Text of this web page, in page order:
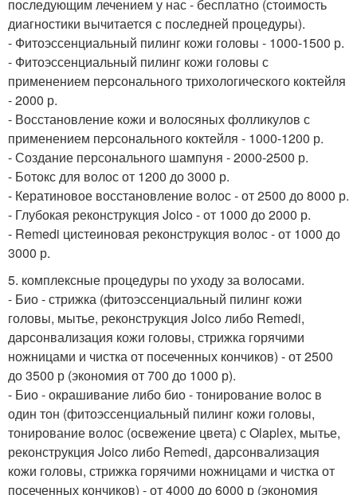
последующим лечением у нас - бесплатно (стоимость
диагностики вычитается с последней процедуры).
- Фитоэссенциальный пилинг кожи головы - 1000-1500 р.
- Фитоэссенциальный пилинг кожи головы с
применением персонального трихологического коктейля
- 2000 р.
- Восстановление кожи и волосяных фолликулов с
применением персонального коктейля - 1000-1200 р.
- Создание персонального шампуня - 2000-2500 р.
- Ботокс для волос от 1200 до 3000 р.
- Кератиновое восстановление волос - от 2500 до 8000 р.
- Глубокая реконструкция Joico - от 1000 до 2000 р.
- Remedi цистеиновая реконструкция волос - от 1000 до
3000 р.
5. комплексные процедуры по уходу за волосами.
- Био - стрижка (фитоэссенциальный пилинг кожи
головы, мытье, реконструкция Joico либо Remedi,
дарсонвализация кожи головы, стрижка горячими
ножницами и чистка от посеченных кончиков) - от 2500
до 3500 р (экономия от 700 до 1000 р).
- Био - окрашивание либо био - тонирование волос в
один тон (фитоэссенциальный пилинг кожи головы,
тонирование волос (освежение цвета) с Olaplex, мытье,
реконструкция Joico либо Remedi, дарсонвализация
кожи головы, стрижка горячими ножницами и чистка от
посеченных кончиков) - от 4000 до 6000 р (экономия